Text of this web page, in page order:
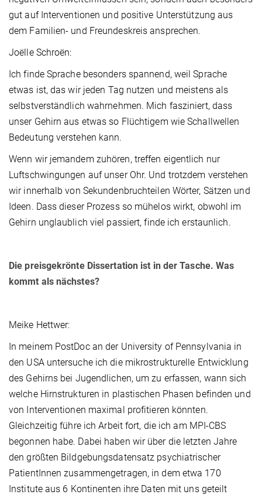
gut auf Interventionen und positive Unterstützung aus
dem Familien- und Freundeskreis ansprechen.
Joëlle Schroën:
Ich finde Sprache besonders spannend, weil Sprache
etwas ist, das wir jeden Tag nutzen und meistens als
selbstverständlich wahrnehmen. Mich fasziniert, dass
unser Gehirn aus etwas so Flüchtigem wie Schallwellen
Bedeutung verstehen kann.
Wenn wir jemandem zuhören, treffen eigentlich nur
Luftschwingungen auf unser Ohr. Und trotzdem verstehen
wir innerhalb von Sekundenbruchteilen Wörter, Sätzen und
Ideen. Dass dieser Prozess so mühelos wirkt, obwohl im
Gehirn unglaublich viel passiert, finde ich erstaunlich.
Die preisgekrönte Dissertation ist in der Tasche. Was
kommt als nächstes?
Meike Hettwer:
In meinem PostDoc an der University of Pennsylvania in
den USA untersuche ich die mikrostrukturelle Entwicklung
des Gehirns bei Jugendlichen, um zu erfassen, wann sich
welche Hirnstrukturen in plastischen Phasen befinden und
von Interventionen maximal profitieren könnten.
Gleichzeitig führe ich Arbeit fort, die ich am MPI-CBS
begonnen habe. Dabei haben wir über die letzten Jahre
den größten Bildgebungsdatensatz psychiatrischer
PatientInnen zusammengetragen, in dem etwa 170
Institute aus 6 Kontinenten ihre Daten mit uns geteilt